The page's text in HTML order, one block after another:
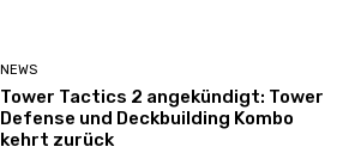
NEWS
Tower Tactics 2 angekündigt: Tower
Defense und Deckbuilding Kombo
kehrt zurück